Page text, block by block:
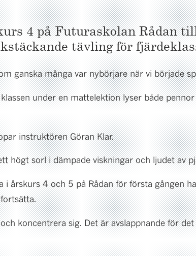
4 på Futuraskolan Rådan
tävling för
ganska många var nybörjare när vi började
under en mattelektion lyser både
instruktören Göran Klar.
högt sorl i dämpade viskningar och ljudet av
i årskurs 4 och 5 på Rådan för första gången
koncentrera sig. Det är avslappnande för